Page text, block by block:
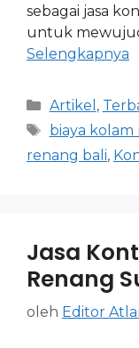
sebagai jasa
untuk
Selengkapnya
Artikel ,
biaya kolam
renang bali,
Jasa
Renang
oleh Editor